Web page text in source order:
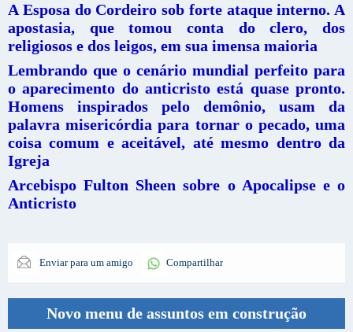
A Esposa do Cordeiro sob forte ataque interno. A
apostasia, que tomou conta do clero, dos
religiosos e dos leigos, em sua imensa maioria
Lembrando que o cenário mundial perfeito para
o aparecimento do anticristo está quase pronto.
Homens inspirados pelo demônio, usam da
palavra misericórdia para tornar o pecado, uma
coisa comum e aceitável, até mesmo dentro da
Igreja
Arcebispo Fulton Sheen sobre o Apocalipse e o
Anticristo
Enviar para um amigo Compartilhar
Novo menu de assuntos em construção